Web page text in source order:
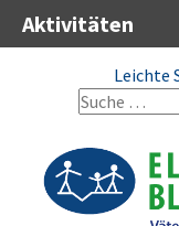
Leichte
Aktivitäten